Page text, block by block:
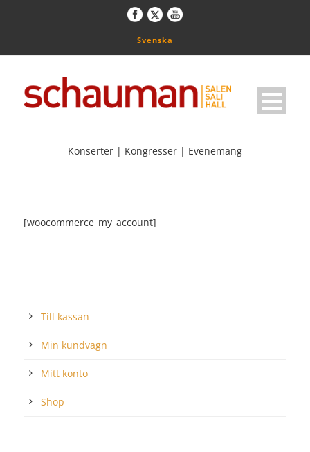
Svenska
Konserter | Kongresser | Evenemang
[woocommerce_my_account]
Till kassan
Min kundvagn
Mitt konto
Shop